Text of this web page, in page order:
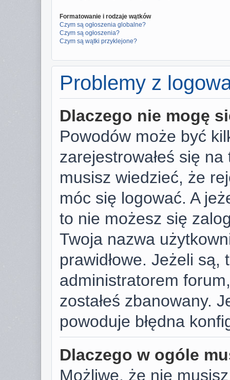
Formatowanie i rodzaje wątków
Czym są ogłoszenia globalne?
Czym są ogłoszenia?
Czym są wątki przyklejone?
Problemy z
Dlaczego nie mogę
Powodów może być
zarejestrowałeś się
musisz wiedzieć, że
móc się logować. A
to nie możesz się
Twoja nazwa
prawidłowe. Jeżeli są,
administratorem
zostałeś zbanowany.
powoduje błędna
Dlaczego w ogóle
Możliwe, że nie